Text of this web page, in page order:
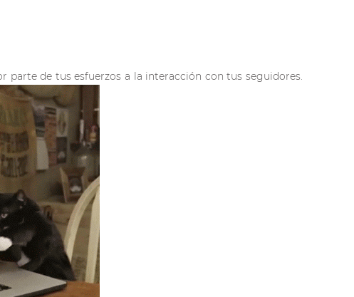
de tus esfuerzos a la interacción con tus seguidores.